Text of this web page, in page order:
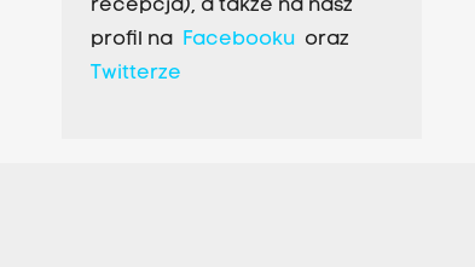
recepcja), a także na nasz
profil na Facebookuoraz
Twitterze